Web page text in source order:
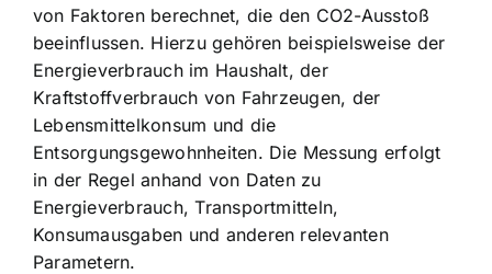
von Faktoren berechnet, die den CO2-Ausstoß
beeinflussen. Hierzu gehören beispielsweise der
Energieverbrauch im Haushalt, der
Kraftstoffverbrauch von Fahrzeugen, der
Lebensmittelkonsum und die
Entsorgungsgewohnheiten. Die Messung erfolgt
in der Regel anhand von Daten zu
Energieverbrauch, Transportmitteln,
Konsumausgaben und anderen relevanten
Parametern.